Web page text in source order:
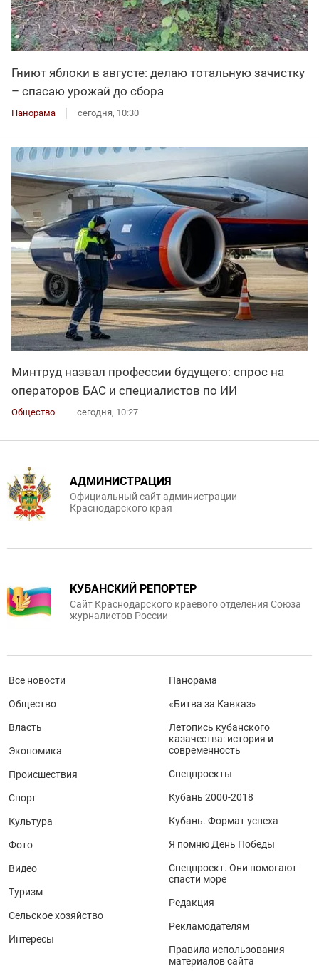
Гниют яблоки в августе: делаю тотальную зачистку
– спасаю урожай до сбора
Панорама сегодня, 10:30
Минтруд назвал профессии будущего: спрос на
операторов БАС и специалистов по ИИ
Общество сегодня, 10:27
АДМИНИСТРАЦИЯ
Официальный сайт администрации
Краснодарского края
КУБАНСКИЙ РЕПОРТЕР
Сайт Краснодарского краевого отделения Союза
журналистов России
Все новости
Общество
Власть
Экономика
Происшествия
Спорт
Культура
Фото
Видео
Туризм
Сельское хозяйство
Интересы
Панорама
«Битва за Кавказ»
Летопись кубанского
казачества: история и
современность
Спецпроекты
Кубань 2000-2018
Кубань. Формат успеха
Я помню День Победы
Спецпроект. Они помогают
спасти море
Редакция
Рекламодателям
Правила использования
материалов сайта